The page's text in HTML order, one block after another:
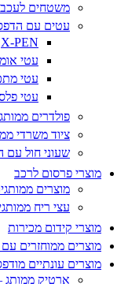
משטחים
עטים עם
X-PEN
עטי
עטי
עטי
פולדרים
ציוד משרדי
שעוני חול עם
מוצרי פרסום לרכב
מוצרים
עצי ריח
מוצרי קידום מכירות
מוצרים ממוחזרים עם
מוצרים עונתיים
ארטיק ממותג